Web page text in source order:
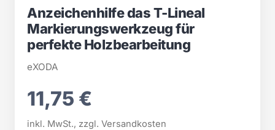
Anzeichenhilfe das T-Lineal
Markierungswerkzeug für
perfekte Holzbearbeitung
eXODA
11,75 €
inkl. MwSt., zzgl. Versandkosten